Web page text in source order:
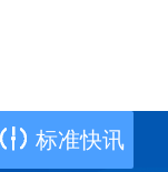
标准快讯